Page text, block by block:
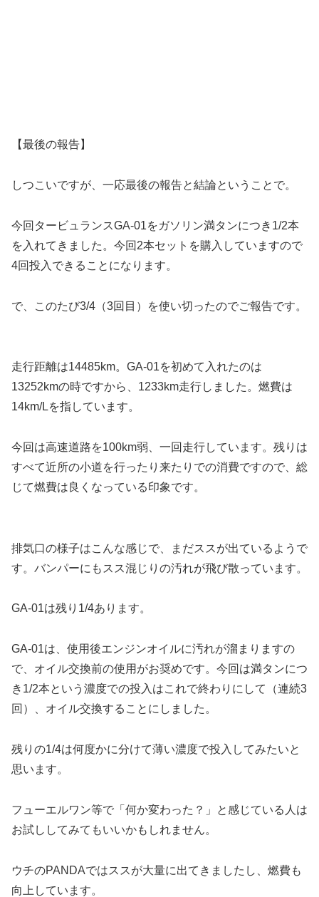
【最後の報告】
しつこいですが、一応最後の報告と結論ということで。
今回タービュランスGA-01をガソリン満タンにつき1/2本
を入れてきました。今回2本セットを購入していますので
4回投入できることになります。
で、このたび3/4（3回目）を使い切ったのでご報告です。
走行距離は14485km。GA-01を初めて入れたのは
13252kmの時ですから、1233km走行しました。燃費は
14km/Lを指しています。
今回は高速道路を100km弱、一回走行しています。残りは
すべて近所の小道を行ったり来たりでの消費ですので、総
じて燃費は良くなっている印象です。
排気口の様子はこんな感じで、まだススが出ているようで
す。バンパーにもスス混じりの汚れが飛び散っています。
GA-01は残り1/4あります。
GA-01は、使用後エンジンオイルに汚れが溜まりますの
で、オイル交換前の使用がお奨めです。今回は満タンにつ
き1/2本という濃度での投入はこれで終わりにして（連続3
回）、オイル交換することにしました。
残りの1/4は何度かに分けて薄い濃度で投入してみたいと
思います。
フューエルワン等で「何か変わった？」と感じている人は
お試ししてみてもいいかもしれません。
ウチのPANDAではススが大量に出てきましたし、燃費も
向上しています。